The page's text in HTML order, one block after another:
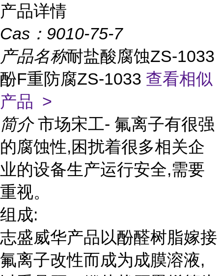
产品详情
Cas： 9010-75-7
产品名称耐盐酸腐蚀ZS-1033
酚F重防腐ZS-1033 查看相似
产品 >
简介 市场宋工- 氟离子有很强
的腐蚀性,困扰着很多相关企
业的设备生产运行安全,需要
重视。
组成:
志盛威华产品以酚醛树脂嫁接
氟离子改性而成为成膜溶液,